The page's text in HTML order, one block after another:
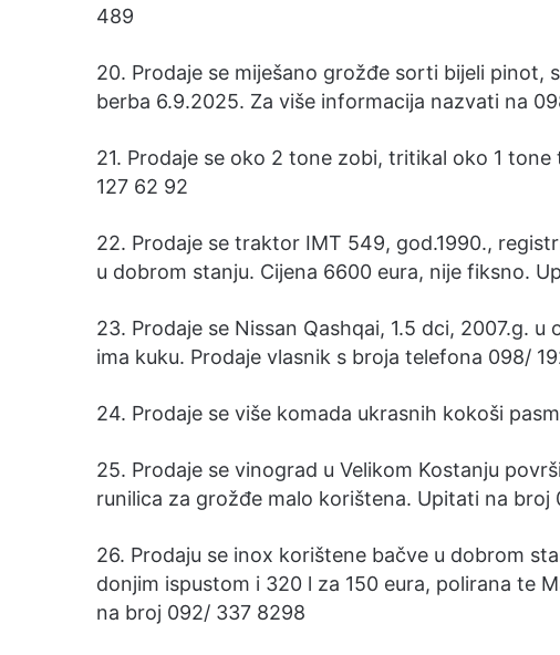
489
20. Prodaje se miješano grožđe sorti bijeli pinot,
berba 6.9.2025. Za više informacija nazvati na
21. Prodaje se oko 2 tone zobi, tritikal oko 1
127 62 92
22. Prodaje se traktor IMT 549, god.1990.,
u dobrom stanju. Cijena 6600 eura, nije fiksno.
23. Prodaje se Nissan Qashqai, 1.5 dci, 2007.g.
ima kuku. Prodaje vlasnik s broja telefona 098/
24. Prodaje se više komada ukrasnih kokoši
25. Prodaje se vinograd u Velikom Kostanju
runilica za grožđe malo korištena. Upitati na broj
26. Prodaju se inox korištene bačve u dobrom
donjim ispustom i 320 l za 150 eura, polirana te
na broj 092/ 337 8298